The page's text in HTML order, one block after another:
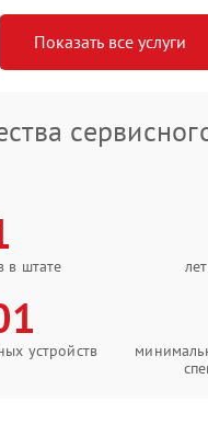
Показать все услуги
в штате
устройств